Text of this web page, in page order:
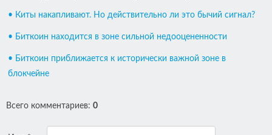
• Киты накапливают. Но действительно ли это бычий сигнал?
• Биткоин находится в зоне сильной недооцененности
• Биткоин приближается к исторически важной зоне в
блокчейне
Всего комментариев: 0